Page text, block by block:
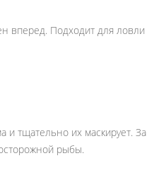
вперед. Подходит для ловли
тщательно их маскирует. За
рыбы.